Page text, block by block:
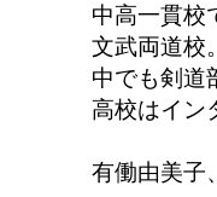
中高一貫校
文武両道校。
中でも剣道
高校はイン
有働由美子